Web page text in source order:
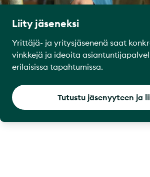
Liity jäseneksi
Yrittäjä- ja yritysjäsenenä saat
vinkkejä ja ideoita
erilaisissa tapahtumissa.
Tutustu jäsenyyteen ja